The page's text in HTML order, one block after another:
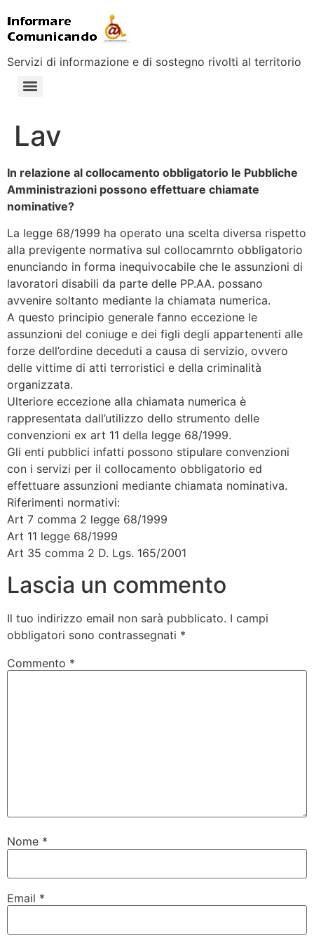
Servizi di informazione e di sostegno rivolti al territorio
Lav
In relazione al collocamento obbligatorio le Pubbliche
Amministrazioni possono effettuare chiamate
nominative?
La legge 68/1999 ha operato una scelta diversa rispetto
alla previgente normativa sul collocamrnto obbligatorio
enunciando in forma inequivocabile che le assunzioni di
lavoratori disabili da parte delle PP.AA. possano
avvenire soltanto mediante la chiamata numerica.
A questo principio generale fanno eccezione le
assunzioni del coniuge e dei figli degli appartenenti alle
forze dell’ordine deceduti a causa di servizio, ovvero
delle vittime di atti terroristici e della criminalità
organizzata.
Ulteriore eccezione alla chiamata numerica è
rappresentata dall’utilizzo dello strumento delle
convenzioni ex art 11 della legge 68/1999.
Gli enti pubblici infatti possono stipulare convenzioni
con i servizi per il collocamento obbligatorio ed
effettuare assunzioni mediante chiamata nominativa.
Riferimenti normativi:
Art 7 comma 2 legge 68/1999
Art 11 legge 68/1999
Art 35 comma 2 D. Lgs. 165/2001
Lascia un commento
Il tuo indirizzo email non sarà pubblicato. I campi
obbligatori sono contrassegnati *
Commento *
Nome *
Email *